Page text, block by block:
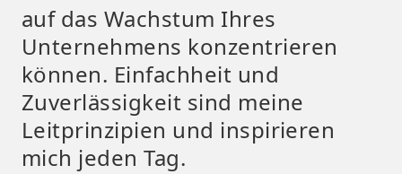
auf das Wachstum Ihres
Unternehmens konzentrieren
können. Einfachheit und
Zuverlässigkeit sind meine
Leitprinzipien und inspirieren
mich jeden Tag.